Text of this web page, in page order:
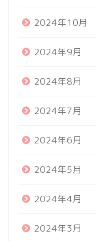
2024年10月
2024年9月
2024年8月
2024年7月
2024年6月
2024年5月
2024年4月
2024年3月